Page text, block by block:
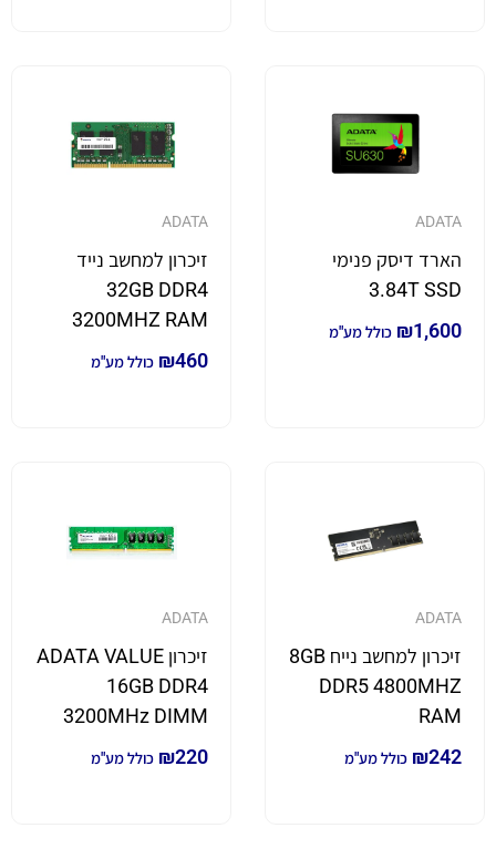
ADATA
הארד דיסק פנימי
3.84T SSD
₪1,600 כולל מע"מ
ADATA
זיכרון למחשב נייד
32GB DDR4
3200MHZ RAM
₪460 כולל מע"מ
ADATA
זיכרון למחשב נייח 8GB
DDR5 4800MHZ
RAM
₪242 כולל מע"מ
ADATA
זיכרון ADATA VALUE
16GB DDR4
3200MHz DIMM
₪220 כולל מע"מ